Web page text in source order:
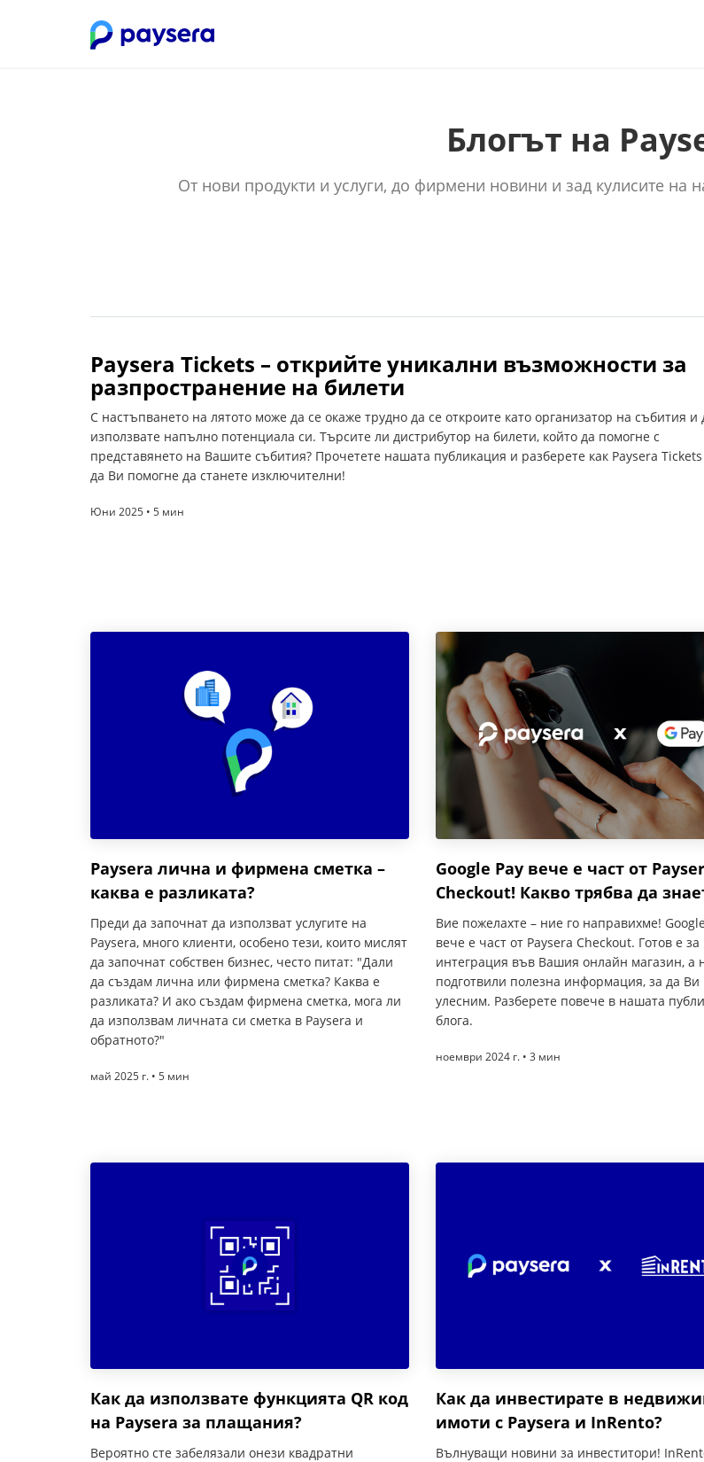
Блогът на
От нови продукти и услуги, до фирмени новини и зад кулисите на
Paysera Tickets – открийте уникални възможности за
разпространение на билети
С настъпването на лятото може да се окаже трудно да се откроите като организатор на събития и
използвате напълно потенциала си. Търсите ли дистрибутор на билети, който да помогне с
представянето на Вашите събития? Прочетете нашата публикация и разберете как Paysera
да Ви помогне да станете изключителни!
Юни 2025 • 5 мин
Paysera лична и фирмена сметка –
каква е разликата?
Преди да започнат да използват услугите на
Paysera, много клиенти, особено тези, които мислят
да започнат собствен бизнес, често питат: "Дали
да създам лична или фирмена сметка? Каква е
разликата? И ако създам фирмена сметка, мога ли
да използвам личната си сметка в Paysera и
обратното?"
май 2025 г. • 5 мин
Google Pay вече е част от
Checkout! Какво трябва да
Вие пожелахте – ние го направихме!
вече е част от Paysera Checkout. Готов е за
интеграция във Вашия онлайн магазин, а
подготвили полезна информация, за да Ви
улесним. Разберете повече в нашата
блога.
ноември 2024 г. • 3 мин
Как да използвате функцията QR код
на Paysera за плащания?
Вероятно сте забелязали онези квадратни
Как да инвестирате в
имоти с Paysera и InRento?
Вълнуващи новини за инвеститори!